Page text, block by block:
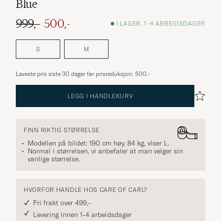
Blue
Ordinær pris
999,-
Nedsatt pris
500,- I LAGER, 1-4 ARBEIDSDAGER
S M
Laveste pris siste 30 dager før prisreduksjon: 500,-
LEGG I HANDLEKURV
FINN RIKTIG STØRRELSE
Modellen på bildet: 190 cm høy, 84 kg, viser L.
Normal i størrelsen, vi anbefaler at man velger sin
vanlige størrelse.
HVORFOR HANDLE HOS CARE OF CARL?
Fri frakt over 499,-
Levering innen 1-4 arbeidsdager